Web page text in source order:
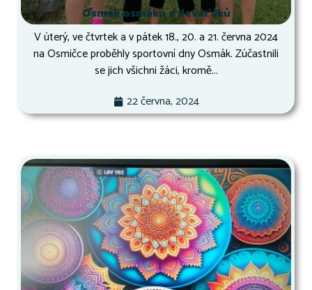
Osmák osmáků a deváťáků
V úterý, ve čtvrtek a v pátek 18., 20. a 21. června 2024
na Osmičce proběhly sportovní dny Osmák. Zúčastnili
se jich všichni žáci, kromě...
22 června, 2024